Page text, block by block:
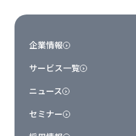
企業情報
サービス一覧
ニュース
セミナー